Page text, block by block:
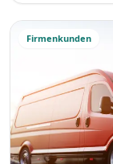
Firmenkunden